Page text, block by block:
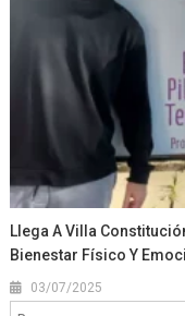
Llega A Villa
Bienestar Físico Y
03/07/2025